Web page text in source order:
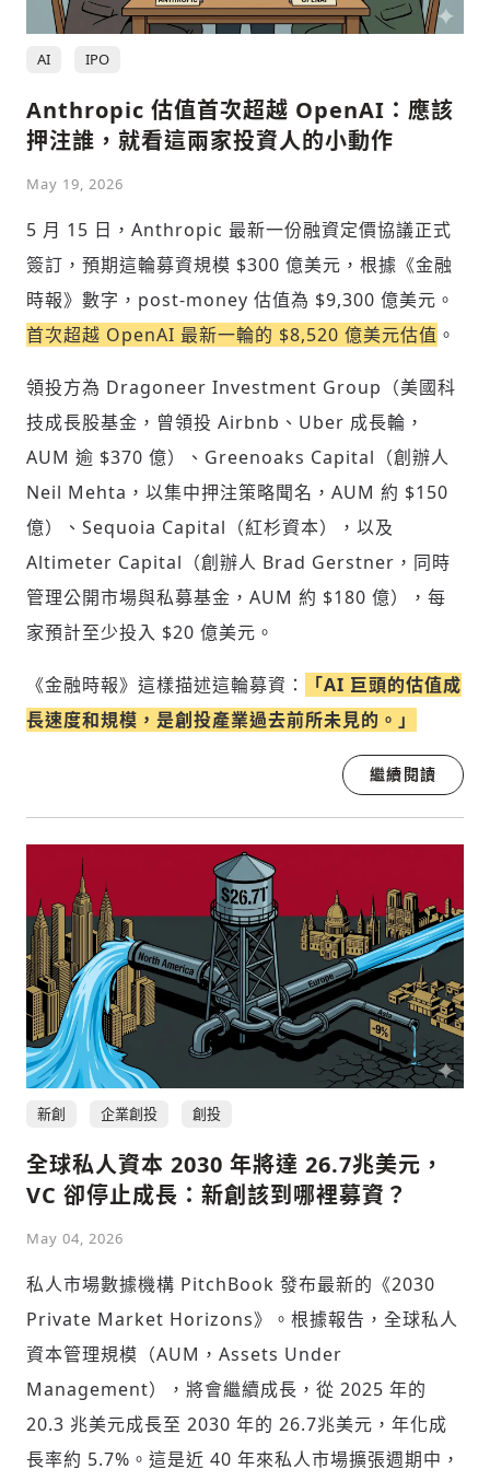
AI IPO
Anthropic 估值首次超越 OpenAI：應該
押注誰，就看這兩家投資人的小動作
May 19, 2026
5 月 15 日，Anthropic 最新一份融資定價協議正式
簽訂，預期這輪募資規模 $300 億美元，根據《金融
時報》數字，post-money 估值為 $9,300 億美元。
首次超越 OpenAI 最新一輪的 $8,520 億美元估值 。
領投方為 Dragoneer Investment Group（美國科
技成長股基金，曾領投 Airbnb、Uber 成長輪，
AUM 逾 $370 億）、Greenoaks Capital（創辦人
Neil Mehta，以集中押注策略聞名，AUM 約 $150
億）、Sequoia Capital（紅杉資本），以及
Altimeter Capital（創辦人 Brad Gerstner，同時
管理公開市場與私募基金，AUM 約 $180 億），每
家預計至少投入 $20 億美元。
《金融時報》這樣描述這輪募資：
「AI 巨頭的估值成
長速度和規模，是創投產業過去前所未見的。」
繼續閱讀
新創 企業創投 創投
全球私人資本 2030 年將達 26.7兆美元，
VC 卻停止成長：新創該到哪裡募資？
May 04, 2026
私人市場數據機構 PitchBook 發布最新的《2030
Private Market Horizons》。根據報告，全球私人
資本管理規模（AUM，Assets Under
Management），將會繼續成長，從 2025 年的
20.3 兆美元成長至 2030 年的 26.7兆美元，年化成
長率約 5.7%。這是近 40 年來私人市場擴張週期中，